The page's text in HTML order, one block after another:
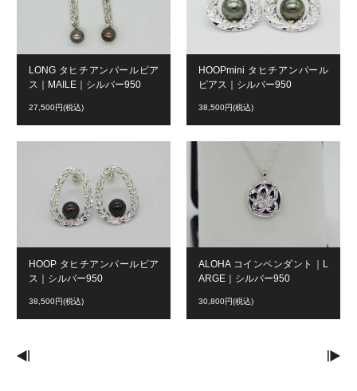
LONG タヒチアンパールピア
ス｜MAILE｜シルバー950
27,500円(税込)
HOOP タヒチアンパールピア
ス｜シルバー950
38,500円(税込)
HOOPmini タヒチアンパール
ピアス｜シルバー950
38,500円(税込)
ALOHA コインペンダント｜L
ARGE｜シルバー950
30,800円(税込)